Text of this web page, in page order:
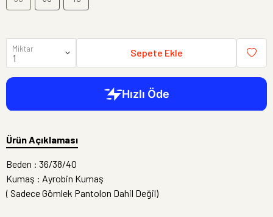
Miktar Sepete Ekle
Ürün Açıklaması
Beden : 36/38/40
Kumaş : Ayrobin Kumaş
( Sadece Gömlek Pantolon Dahil Değil)